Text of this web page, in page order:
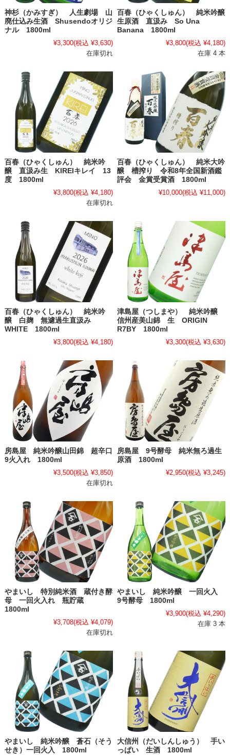
神杉（かみすぎ） 人生劇場 山
廃仕込み生酒 Shusendoオリジ
ナル 1800ml
¥3,300(税込 ¥3,630)
在庫切れ
百春（ひゃくしゅん） 純米吟醸
生原酒 直汲み So Una
Banana 1800ml
¥3,800(税込 ¥4,180)
在庫 4 本
百春（ひゃくしゅん） 純米吟
醸 直汲み生 KIREIキレイ 13
度 1800ml
¥3,800(税込 ¥4,180)
在庫切れ
百春（ひゃくしゅん） 純米大吟
醸 槽搾り 令和8年全国新酒鑑
評会 金賞受賞酒 1800ml
¥10,000(税込 ¥11,000)
百春（ひゃくしゅん） 純米吟
醸 白麹 無濾過生直汲み
WHITE 1800ml
¥3,800(税込 ¥4,180)
津島屋（つしまや） 純米吟醸
信州産美山錦 生 ORIGIN
R7BY 1800ml
¥3,300(税込 ¥3,630)
房島屋 純米吟醸山田錦 超辛口
9火入れ 1800ml
¥3,500(税込 ¥3,850)
在庫切れ
房島屋 9号酵母 純米無ろ過生
原酒 1800ml
¥2,950(税込 ¥3,245)
やまいし 特別純米酒 蔵付き酵
母 一回火入れ 瓶貯蔵
1800ml
¥3,708(税込 ¥4,079)
在庫切れ
やまいし 純米吟醸 一回火入
9号酵母 1800ml
¥3,900(税込 ¥4,290)
在庫 3 本
やまいし 純米吟醸 蒼石（そう
せき）一回火入 1800ml
大信州（だいしんしゅう） 手い
っぱい 生酒 1800ml